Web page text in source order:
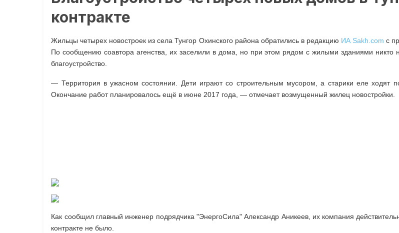
контракте
Жильцы четырех новостроек из села Тунгор Охинского района обратились в редакцию ИА Sakh.com с
По сообщению соавтора агенства, их заселили в дома, но при этом рядом с жилыми зданиями никто
благоустройство.
— Территория в ужасном состоянии. Дети играют со строительным мусором, а старики еле ходят
Окончание работ планировалось ещё в июне 2017 года, — отмечает возмущенный жилец новостройки.
Как сообщил главный инженер подрядчика "ЭнергоСила" Александр Аникеев, их компания
контракте не было.